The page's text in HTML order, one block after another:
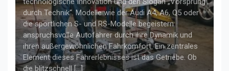
durch Technik“. Modelle wie der Audi A4, A6, Q5 oder
die sportlichen S- und RS-Modelle begeistern
anspruchsvolle Autofahrer durch ihre Dynamik und
ihren außergewöhnlichen Fahrkomfort. Ein zentrales
Element dieses Fahrerlebnisses ist das Getriebe. Ob
die blitzschnell […]